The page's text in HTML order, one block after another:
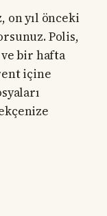
on yıl önceki
Polis,
bir hafta
içine